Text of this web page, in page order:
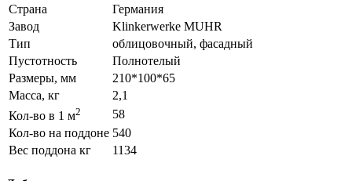
Страна
Германия
Завод
Klinkerwerke MUHR
Тип
облицовочный, фасадный
Пустотность
Полнотелый
Размеры, мм
210*100*65
Масса, кг
2,1
Кол-во в 1 м2
58
Кол-во на поддоне 540
Вес поддона кг
1134